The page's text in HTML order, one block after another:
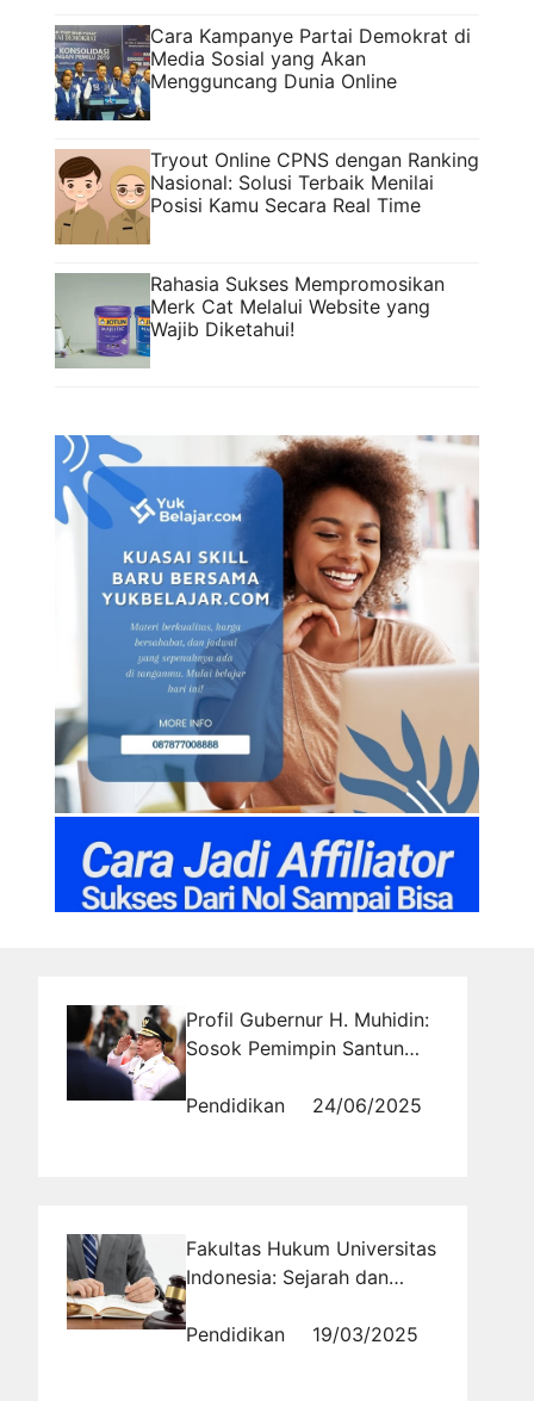
Cara Kampanye Partai Demokrat di
Media Sosial yang Akan
Mengguncang Dunia Online
Tryout Online CPNS dengan Ranking
Nasional: Solusi Terbaik Menilai
Posisi Kamu Secara Real Time
Rahasia Sukses Mempromosikan
Merk Cat Melalui Website yang
Wajib Diketahui!
Profil Gubernur H. Muhidin:
Sosok Pemimpin Santun
Kalimantan Selatan
Pendidikan 24/06/2025
Fakultas Hukum Universitas
Indonesia: Sejarah dan
Pendidikan
19/03/2025